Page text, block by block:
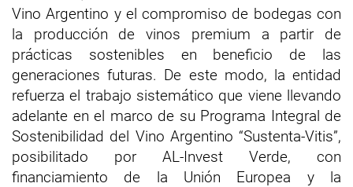
Vino Argentino y el compromiso de bodegas con
la producción de vinos premium a partir de
prácticas sostenibles en beneficio de las
generaciones futuras. De este modo, la entidad
refuerza el trabajo sistemático que viene llevando
adelante en el marco de su Programa Integral de
Sostenibilidad del Vino Argentino “Sustenta-Vitis”,
posibilitado por AL-Invest Verde, con
financiamiento de la Unión Europea y la